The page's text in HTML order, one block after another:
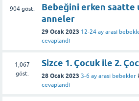
904göst.
Bebeğini erken saatte
anneler
29 Ocak 2023 12-24 ay arası
cevaplandı
1,067
göst.
Sizce 1. Çocuk ile 2.
28 Ocak 2023 3-6 ay arası bebekler
cevaplandı